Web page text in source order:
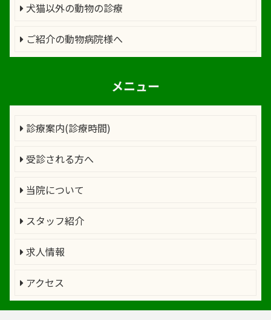
犬猫以外の動物の診療
ご紹介の動物病院様へ
メニュー
診療案内(診療時間)
受診される方へ
当院について
スタッフ紹介
求人情報
アクセス